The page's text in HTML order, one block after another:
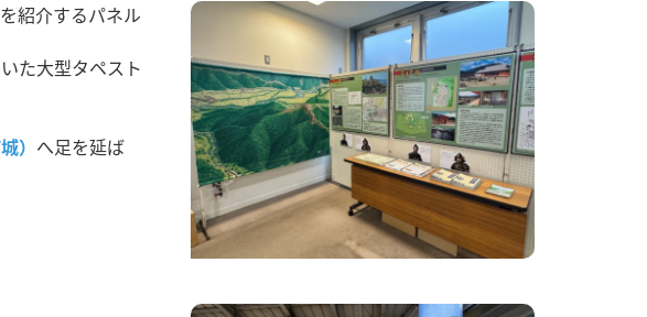
紹介するパネル
た大型タペスト
） へ足を延ば